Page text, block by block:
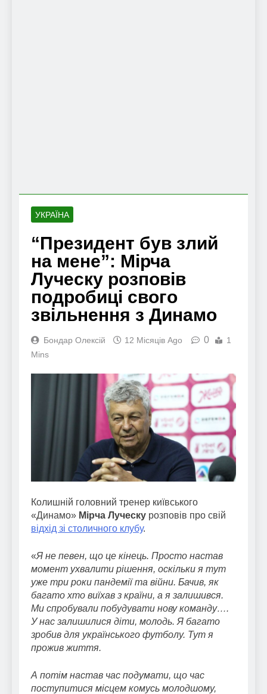
УКРАЇНА
“Президент був злий
на мене”: Мірча
Луческу розповів
подробиці свого
звільнення з Динамо
Бондар Олексій 12 Місяців Ago 0
1
Mins
Колишній головний тренер київського
«Динамо» Мірча Луческу розповів про свій
відхід зі столичного клубу.
«Я не певен, що це кінець. Просто настав
момент ухвалити рішення, оскільки я тут
уже три роки пандемії та війни. Бачив, як
багато хто виїхав з країни, а я залишився.
Ми спробували побудувати нову команду….
У нас залишилися діти, молодь. Я багато
зробив для українського футболу. Тут я
прожив життя.
А потім настав час подумати, що час
поступитися місцем комусь молодшому,